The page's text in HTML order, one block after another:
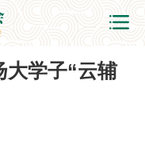
大学子“云辅